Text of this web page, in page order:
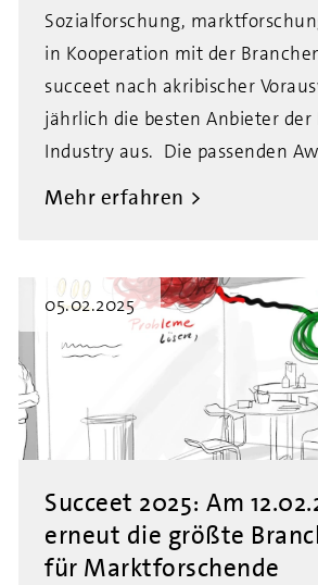
Sozialforschung,
in Kooperation mit der
succeet nach akribischer
jährlich die besten Anbieter der
Industry aus. Die passenden
Mehr erfahren
05.02.2025
Succeet 2025: Am
erneut die größte
für Marktforschende